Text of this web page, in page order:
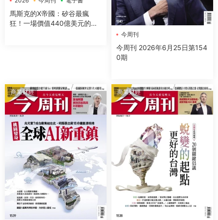
馬斯克的X帝國：矽谷最瘋
狂！一場價值440億美元的推
今周刊
今周刊 2026年6月25日第154
0期
商業财經 商業财經